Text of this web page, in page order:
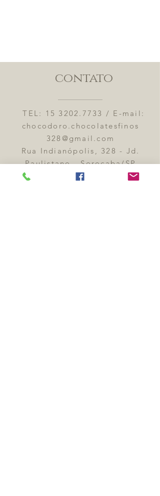
contato
TEL: 15 3202.7733 / E-mail:
chocodoro.chocolatesfinos
328@gmail.com
Rua Indianópolis, 328 - Jd.
Paulistano - Sorocaba/SP
CEP: 18040-820